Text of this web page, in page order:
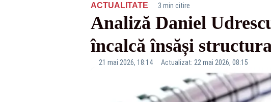
ACTUALITATE· 3 min citire
Analiză Daniel
încalcă însăși
21 mai 2026, 18:14 Actualizat: 22 mai 2026, 08:15